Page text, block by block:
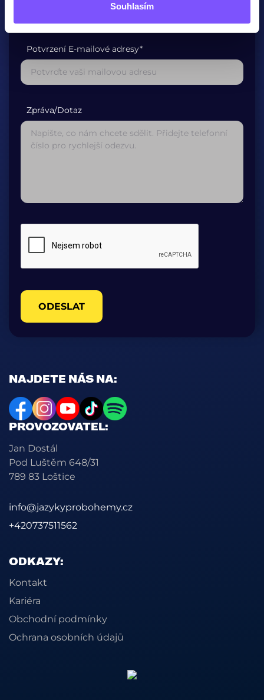
Souhlasím
NAJDETE NÁS NA:
PROVOZOVATEL:
Jan Dostál
Pod Luštěm 648/31
789 83 Loštice
info@jazykyprobohemy.cz
+420737511562
ODKAZY:
Kontakt
Kariéra
Obchodní podmínky
Ochrana osobních údajů
Potvrzení E-mailové adresy*
Zpráva/Dotaz
ODESLAT